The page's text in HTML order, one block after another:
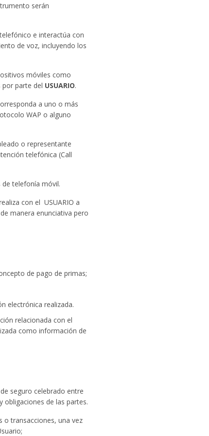
serán
e interactúa con
de voz, incluyendo los
móviles como
por parte del USUARIO.
a uno o más
WAP o alguno
o representante
telefónica (Call
de telefonía móvil.
con el USUARIO a
manera enunciativa pero
de pago de primas;
electrónica realizada.
relacionada con el
como información de
seguro celebrado entre
de las partes.
o transacciones, una vez